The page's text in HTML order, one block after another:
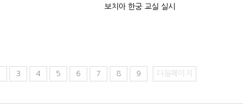
보치아 한궁 교실 실시
3 4 5 6 7 8 9 다음페이지